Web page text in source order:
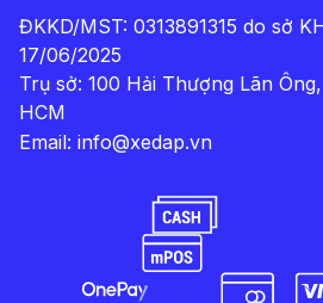
ĐKKD/MST: 0313891315 do sở
17/06/2025
Trụ sở: 100 Hải Thượng Lãn
HCM
Email: info@xedap.vn